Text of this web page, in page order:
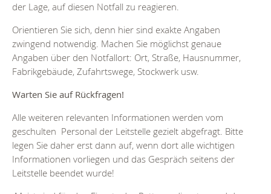
der Lage, auf diesen Notfall zu reagieren.
Orientieren Sie sich, denn hier sind exakte Angaben
zwingend notwendig. Machen Sie möglichst genaue
Angaben über den Notfallort: Ort, Straße, Hausnummer,
Fabrikgebäude, Zufahrtswege, Stockwerk usw.
Warten Sie auf Rückfragen!
Alle weiteren relevanten Informationen werden vom
geschulten Personal der Leitstelle gezielt abgefragt. Bitte
legen Sie daher erst dann auf, wenn dort alle wichtigen
Informationen vorliegen und das Gespräch seitens der
Leitstelle beendet wurde!